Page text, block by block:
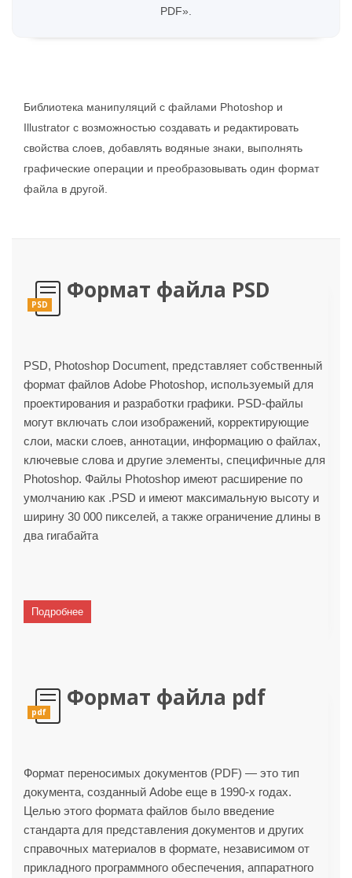
PDF».
Библиотека манипуляций с файлами Photoshop и
Illustrator с возможностью создавать и редактировать
свойства слоев, добавлять водяные знаки, выполнять
графические операции и преобразовывать один формат
файла в другой.
PSD
Формат файла PSD
PSD, Photoshop Document, представляет собственный
формат файлов Adobe Photoshop, используемый для
проектирования и разработки графики. PSD-файлы
могут включать слои изображений, корректирующие
слои, маски слоев, аннотации, информацию о файлах,
ключевые слова и другие элементы, специфичные для
Photoshop. Файлы Photoshop имеют расширение по
умолчанию как .PSD и имеют максимальную высоту и
ширину 30 000 пикселей, а также ограничение длины в
два гигабайта
Подробнее
pdf
Формат файла pdf
Формат переносимых документов (PDF) — это тип
документа, созданный Adobe еще в 1990-х годах.
Целью этого формата файлов было введение
стандарта для представления документов и других
справочных материалов в формате, независимом от
прикладного программного обеспечения, аппаратного